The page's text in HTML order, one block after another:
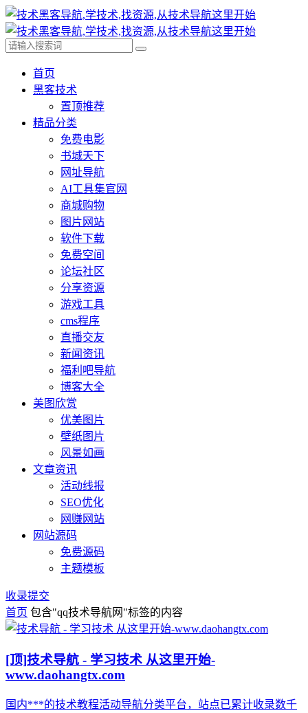
首页
黑客技术
置顶推荐
精品分类
免费电影
书城天下
网址导航
AI工具集官网
商城购物
图片网站
软件下载
免费空间
论坛社区
分享资源
游戏工具
cms程序
直播交友
新闻资讯
福利吧导航
博客大全
美图欣赏
优美图片
壁纸图片
风景如画
文章资讯
活动线报
SEO优化
网赚网站
网站源码
免费源码
主题模板
收录提交
首页 包含"qq技术导航网"标签的内容
[顶]技术导航 - 学习技术 从这里开始-
www.daohangtx.com
国内***的技术教程活动导航分类平台，站点已累计收录数千